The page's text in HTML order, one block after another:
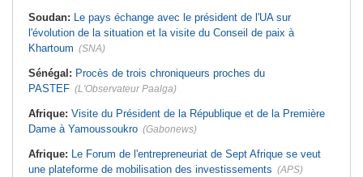
Soudan: Le pays échange avec le président de l'UA sur
l'évolution de la situation et la visite du Conseil de paix à
Khartoum (SNA)
Sénégal: Procès de trois chroniqueurs proches du
PASTEF (L'Observateur Paalga)
Afrique: Visite du Président de la République et de la Première
Dame à Yamoussoukro (Gabonews)
Afrique: Le Forum de l'entrepreneuriat de Sept Afrique se veut
une plateforme de mobilisation des investissements (APS)